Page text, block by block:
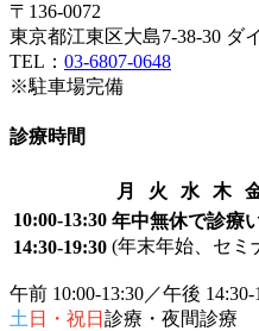
〒136-0072
東京都江東区大島7-38-30 ダ
TEL： 03-6807-0648
※駐車場完備
診療時間
月 火 水 木
10:00-13:30 年中無休で診療
(年末年始、セミ
14:30-19:30
午前 10:00-13:30／午後 14:30-
土 日・祝日 診療・夜間診療